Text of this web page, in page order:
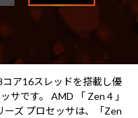
ア16スレッドを搭載し優
サです。 AMD 「 Zen 4 」
ーズ プロセッサは、「Zen